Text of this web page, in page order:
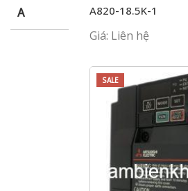
A
A820-18.5K-1
Giá: Liên hệ
SALE